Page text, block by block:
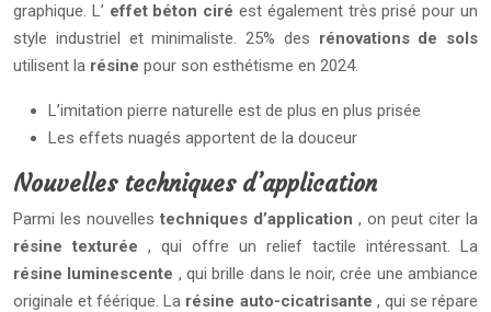
graphique. L’ effet béton ciréest également très prisé pour un
style industriel et minimaliste. 25% des rénovations de sols
utilisent la résine pour son esthétisme en 2024.
L’imitation pierre naturelle est de plus en plus prisée
Les effets nuagés apportent de la douceur
Nouvelles techniques d’application
Parmi les nouvelles techniques d’application , on peut citer la
résine texturée , qui offre un relief tactile intéressant. La
résine luminescente , qui brille dans le noir, crée une ambiance
originale et féérique. La résine auto-cicatrisante , qui se répare